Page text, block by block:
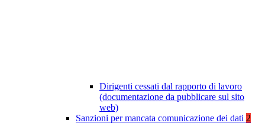
Dirigenti cessati dal rapporto di lavoro
(documentazione da pubblicare sul sito
web)
Sanzioni per mancata comunicazione dei dati 2